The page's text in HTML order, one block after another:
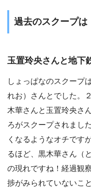
過去のスクープは
玉置玲央さんと地下
しょっぱなのスクープ
れお）さんとでした。
木華さんと玉置玲央さ
ろがスクープされまし
くなるようなオチです
るほど、黒木華さん（
の現れですね！経過観
捗がみられていないこ